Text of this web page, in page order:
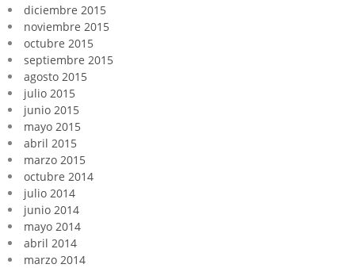
diciembre 2015
noviembre 2015
octubre 2015
septiembre 2015
agosto 2015
julio 2015
junio 2015
mayo 2015
abril 2015
marzo 2015
octubre 2014
julio 2014
junio 2014
mayo 2014
abril 2014
marzo 2014